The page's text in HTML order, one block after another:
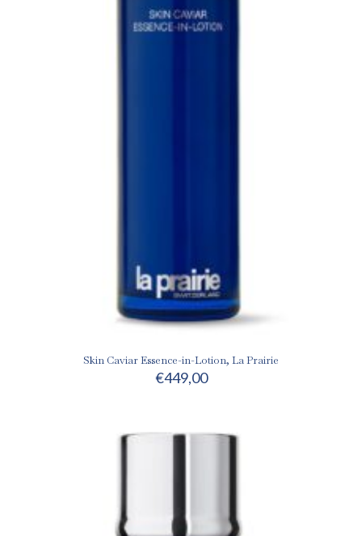
Skin Caviar Essence-in-Lotion, La Prairie
€449,00